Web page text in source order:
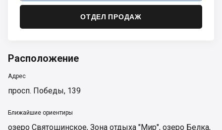
ОТДЕЛ ПРОДАЖ
Расположение
Адрес
просп. Победы, 139
Ближайшие ориентиры
озеро Святошинское, Зона отдыха "Мир", озеро Белка,